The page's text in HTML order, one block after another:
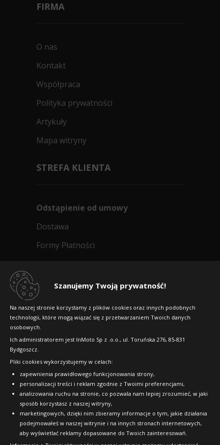
Szanujemy Twoją prywatność!
Na naszej stronie korzystamy z plików cookies oraz innych podobnych
technologii, które mogą wiązać się z przetwarzaniem Twoich danych
osobowych.
Ich administratorem jest InMoto Sp z .o.o., ul. Toruńska 276, 85-831
Bydgoszcz.
Pliki cookies wykorzystujemy w celach:
zapewnienia prawidłowego funkcjonowania strony,
personalizacji treści i reklam zgodnie z Twoimi preferencjami,
analizowania ruchu na stronie, co pozwala nam lepiej zrozumieć, w jaki
sposób korzystasz z naszej witryny,
marketingowych, dzięki nim zbieramy informacje o tym, jakie działania
podejmowałeś w naszej witrynie i na innych stronach internetowych,
aby wyświetlać reklamy dopasowane do Twoich zainteresowań.
FIRMA
O nas
Kontakt
Współpraca
Polityka prywatności
Artykuły
Mapa witryny
STREFA KLIENTA
Odstąpienie od umowy
Dostawa
Formy Płatności
Dlaczego warto kupić w 24opony.pl
Raty
FAQ
OFICJALNY PARTNER